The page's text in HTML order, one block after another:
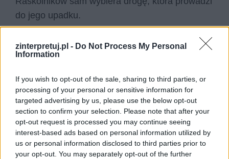
zinterpretuj.pl - Do Not Process My Personal
Information
If you wish to opt-out of the sale, sharing to third parties, or
processing of your personal or sensitive information for
targeted advertising by us, please use the below opt-out
section to confirm your selection. Please note that after your
opt-out request is processed you may continue seeing
interest-based ads based on personal information utilized by
us or personal information disclosed to third parties prior to
your opt-out. You may separately opt-out of the further
do jego upadku.
Lalka
kształtować swój los poprzez pracę, ambicję i
działalność handlową. Dzięki determinacji
zdobywa majątek i pozycję społeczną, co
dowodzi, że człowiek może zmieniać swoje
życie własnymi decyzjami. Jednocześnie
bohater uzależnia swoje szczęście od uczucia